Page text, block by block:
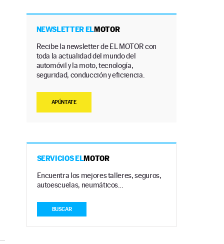
NEWSLETTER ELMOTOR
Recibe la newsletter de EL MOTOR con
toda la actualidad del mundo del
automóvil y la moto, tecnología,
seguridad, conducción y eficiencia.
APÚNTATE
SERVICIOS ELMOTOR
Encuentra los mejores talleres, seguros,
autoescuelas, neumáticos…
BUSCAR